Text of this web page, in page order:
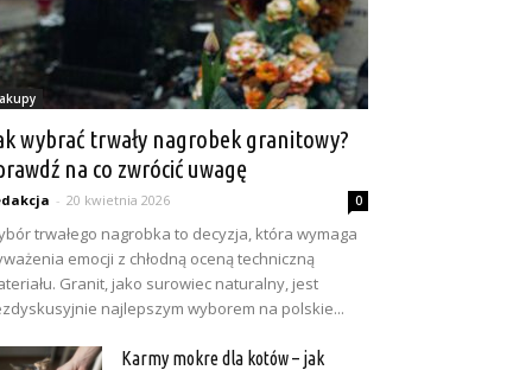
wybrać trwały nagrobek granitowy?
na co zwrócić uwagę
- 20 kwietnia 2026 0
trwałego nagrobka to decyzja, która wymaga
emocji z chłodną oceną techniczną
Granit, jako surowiec naturalny, jest
najlepszym wyborem na polskie...
Karmy mokre dla kotów – jak